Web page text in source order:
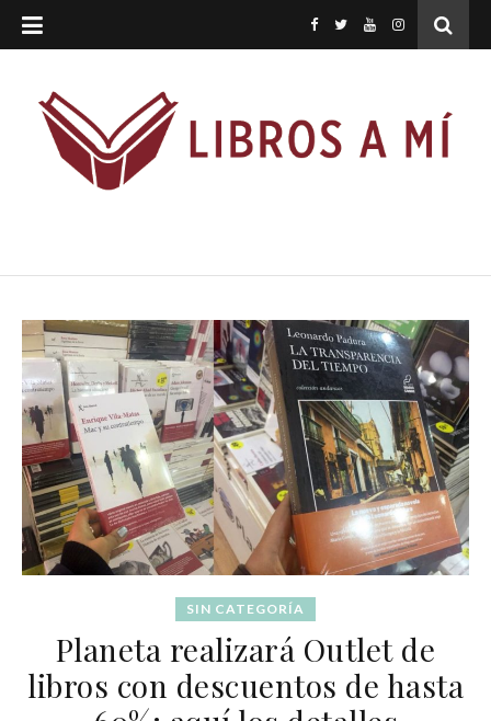
SIN CATEGORÍA
Planeta realizará Outlet de
libros con descuentos de hasta